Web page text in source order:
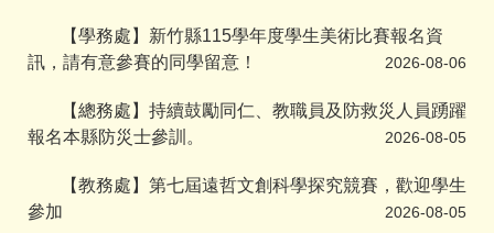
【學務處】新竹縣115學年度學生美術比賽報名資
訊，請有意參賽的同學留意！
2026-08-06
【總務處】持續鼓勵同仁、教職員及防救災人員踴躍
報名本縣防災士參訓。
2026-08-05
【教務處】第七屆遠哲文創科學探究競賽，歡迎學生
參加
2026-08-05